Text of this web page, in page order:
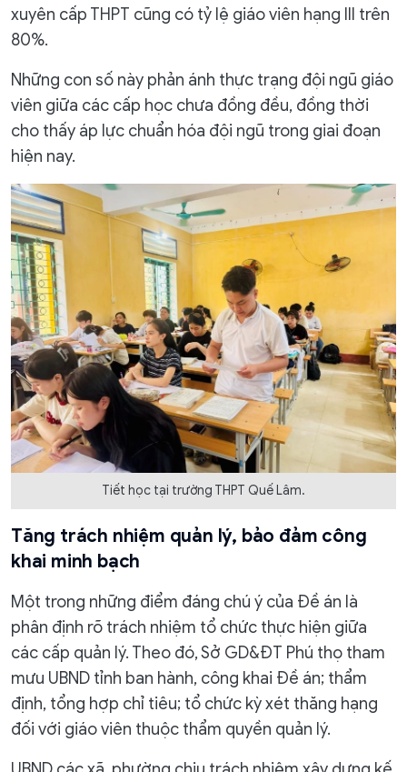
xuyên cấp THPT cũng có tỷ lệ giáo viên hạng III trên
80%.
Những con số này phản ánh thực trạng đội ngũ giáo
viên giữa các cấp học chưa đồng đều, đồng thời
cho thấy áp lực chuẩn hóa đội ngũ trong giai đoạn
hiện nay.
Tiết học tại trường THPT Quế Lâm.
Tăng trách nhiệm quản lý, bảo đảm công
khai minh bạch
Một trong những điểm đáng chú ý của Đề án là
phân định rõ trách nhiệm tổ chức thực hiện giữa
các cấp quản lý. Theo đó, Sở GD&ĐT Phú thọ tham
mưu UBND tỉnh ban hành, công khai Đề án; thẩm
định, tổng hợp chỉ tiêu; tổ chức kỳ xét thăng hạng
đối với giáo viên thuộc thẩm quyền quản lý.